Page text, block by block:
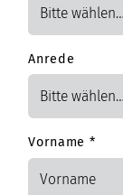
Anrede
Vorname *